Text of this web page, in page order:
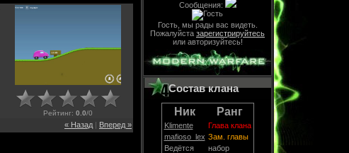
Рейтинг: 0.0/0
« Назад Вперед »
Сообщения:
Гость, мы рады вас видеть.
Пожалуйста зарегистрируйтесь
или авторизуйтесь!
Состав клана
Ник
Ранг
Klimente
Глава клана
mafioso_lex Зам. главы
Ведётся
набор